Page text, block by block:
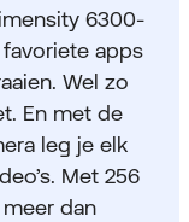
6300-
apps
Wel zo
En met de
leg je elk
Met 256
dan